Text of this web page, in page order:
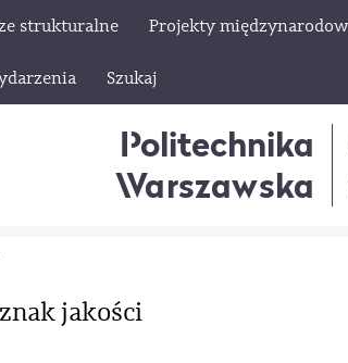
strukturalne Projekty
Szukaj
Politechnika
Warszawska
jakości